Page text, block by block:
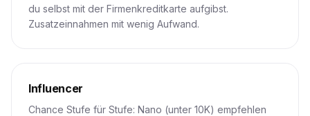
du selbst mit der Firmenkreditkarte aufgibst.
Zusatzeinnahmen mit wenig Aufwand.
Influencer
Chance Stufe für Stufe: Nano (unter 10K) empfehlen